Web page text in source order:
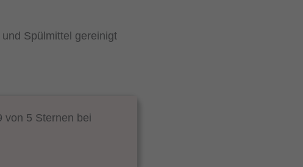
Spülmittel gereinigt
von 5 Sternen bei